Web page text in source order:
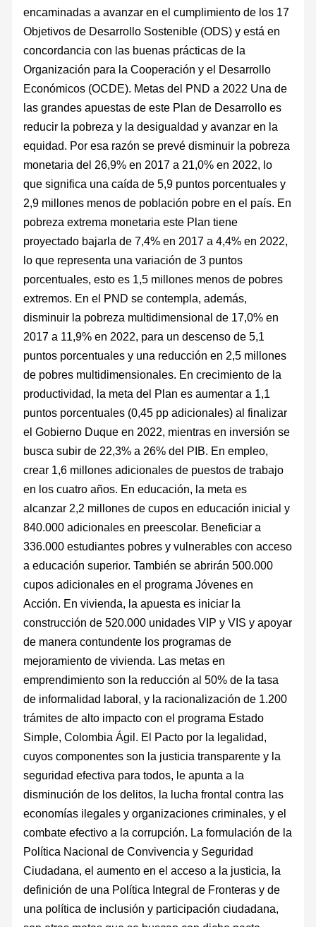
encaminadas a avanzar en el cumplimiento de los 17
Objetivos de Desarrollo Sostenible (ODS) y está en
concordancia con las buenas prácticas de la
Organización para la Cooperación y el Desarrollo
Económicos (OCDE). Metas del PND a 2022 Una de
las grandes apuestas de este Plan de Desarrollo es
reducir la pobreza y la desigualdad y avanzar en la
equidad. Por esa razón se prevé disminuir la pobreza
monetaria del 26,9% en 2017 a 21,0% en 2022, lo
que significa una caída de 5,9 puntos porcentuales y
2,9 millones menos de población pobre en el país. En
pobreza extrema monetaria este Plan tiene
proyectado bajarla de 7,4% en 2017 a 4,4% en 2022,
lo que representa una variación de 3 puntos
porcentuales, esto es 1,5 millones menos de pobres
extremos. En el PND se contempla, además,
disminuir la pobreza multidimensional de 17,0% en
2017 a 11,9% en 2022, para un descenso de 5,1
puntos porcentuales y una reducción en 2,5 millones
de pobres multidimensionales. En crecimiento de la
productividad, la meta del Plan es aumentar a 1,1
puntos porcentuales (0,45 pp adicionales) al finalizar
el Gobierno Duque en 2022, mientras en inversión se
busca subir de 22,3% a 26% del PIB. En empleo,
crear 1,6 millones adicionales de puestos de trabajo
en los cuatro años. En educación, la meta es
alcanzar 2,2 millones de cupos en educación inicial y
840.000 adicionales en preescolar. Beneficiar a
336.000 estudiantes pobres y vulnerables con acceso
a educación superior. También se abrirán 500.000
cupos adicionales en el programa Jóvenes en
Acción. En vivienda, la apuesta es iniciar la
construcción de 520.000 unidades VIP y VIS y apoyar
de manera contundente los programas de
mejoramiento de vivienda. Las metas en
emprendimiento son la reducción al 50% de la tasa
de informalidad laboral, y la racionalización de 1.200
trámites de alto impacto con el programa Estado
Simple, Colombia Ágil. El Pacto por la legalidad,
cuyos componentes son la justicia transparente y la
seguridad efectiva para todos, le apunta a la
disminución de los delitos, la lucha frontal contra las
economías ilegales y organizaciones criminales, y el
combate efectivo a la corrupción. La formulación de la
Política Nacional de Convivencia y Seguridad
Ciudadana, el aumento en el acceso a la justicia, la
definición de una Política Integral de Fronteras y de
una política de inclusión y participación ciudadana,